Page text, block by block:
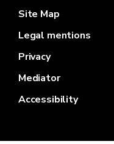
Site Map
Legal mentions
Privacy
Mediator
Accessibility